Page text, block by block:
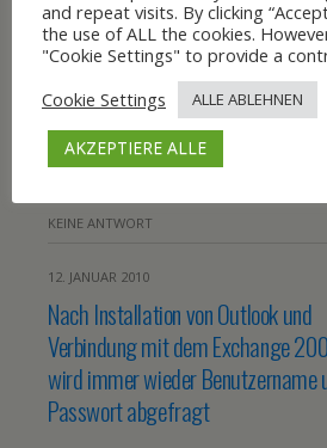
KEINE ANTWORT
22. JANUAR 2010
Nach neustart eines Windows
SP2 kein Standart Gateway mehr
KEINE ANTWORT
12. JANUAR 2010
Nach Installation von Outlook und
Verbindung mit dem Exchange
wird immer wieder Benutzername
Passwort abgefragt
and repeat visits. By clicking
the use of ALL the cookies.
"Cookie Settings" to provide a
Cookie Settings
ALLE ABLEHNEN
AKZEPTIERE ALLE